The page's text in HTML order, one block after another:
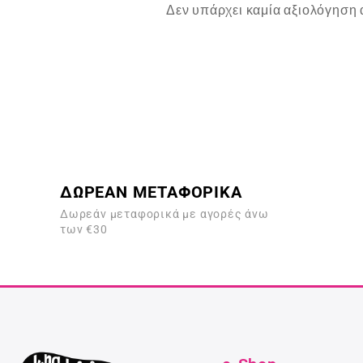
Δεν υπάρχει καμία αξιολόγηση
ΔΩΡΕΑΝ ΜΕΤΑΦΟΡΙΚΑ
Δωρεάν μεταφορικά με αγορές άνω
των €30